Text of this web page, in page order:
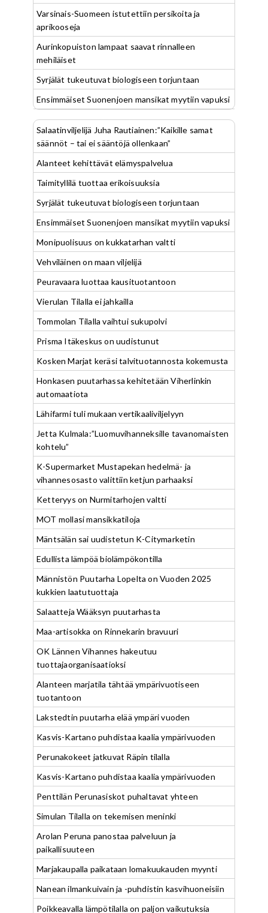
Varsinais-Suomeen istutettiin persikoita ja
aprikooseja
Aurinkopuiston lampaat saavat rinnalleen
mehiläiset
Syrjälät tukeutuvat biologiseen torjuntaan
Ensimmäiset Suonenjoen mansikat myytiin vapuksi
Salaatinviljelijä Juha Rautiainen:”Kaikille samat
säännöt – tai ei sääntöjä ollenkaan”
Alanteet kehittävät elämyspalvelua
Taimityllilä tuottaa erikoisuuksia
Syrjälät tukeutuvat biologiseen torjuntaan
Ensimmäiset Suonenjoen mansikat myytiin vapuksi
Monipuolisuus on kukkatarhan valtti
Vehviläinen on maan viljelijä
Peuravaara luottaa kausituotantoon
Vierulan Tilalla ei jahkailla
Tommolan Tilalla vaihtui sukupolvi
Prisma Itäkeskus on uudistunut
Kosken Marjat keräsi talvituotannosta kokemusta
Honkasen puutarhassa kehitetään Viherlinkin
automaatiota
Lähifarmi tuli mukaan vertikaaliviljelyyn
Jetta Kulmala:”Luomuvihanneksille tavanomaisten
kohtelu”
K-Supermarket Mustapekan hedelmä- ja
vihannesosasto valittiin ketjun parhaaksi
Ketteryys on Nurmitarhojen valtti
MOT mollasi mansikkatiloja
Mäntsälän sai uudistetun K-Citymarketin
Edullista lämpöä biolämpökontilla
Männistön Puutarha Lopelta on Vuoden 2025
kukkien laatutuottaja
Salaatteja Wääksyn puutarhasta
Maa-artisokka on Rinnekarin bravuuri
OK Lännen Vihannes hakeutuu
tuottajaorganisaatioksi
Alanteen marjatila tähtää ympärivuotiseen
tuotantoon
Lakstedtin puutarha elää ympäri vuoden
Kasvis-Kartano puhdistaa kaalia ympärivuoden
Perunakokeet jatkuvat Räpin tilalla
Kasvis-Kartano puhdistaa kaalia ympärivuoden
Penttilän Perunasiskot puhaltavat yhteen
Simulan Tilalla on tekemisen meninki
Arolan Peruna panostaa palveluun ja
paikallisuuteen
Marjakaupalla paikataan lomakuukauden myynti
Nanean ilmankuivain ja -puhdistin kasvihuoneisiin
Poikkeavalla lämpötilalla on paljon vaikutuksia